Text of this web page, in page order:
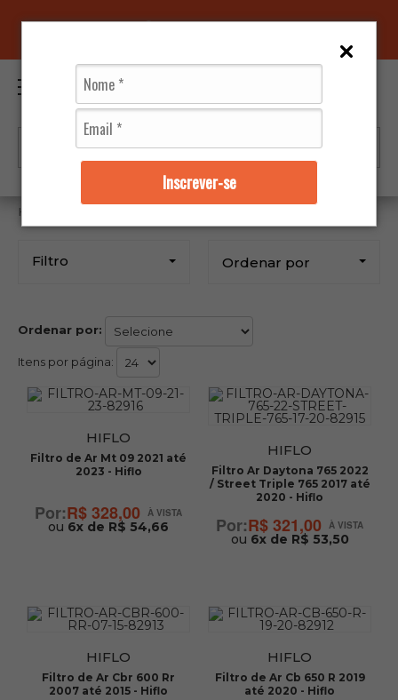
Inscrever-se
Filtro Ordenar por
Ordenar por:
Itens por página:
HIFLO
Filtro de Ar Mt 09 2021 até
2023 - Hiflo
R$ 328,00
ou 6x de R$ 54,66
HIFLO
Filtro Ar Daytona 765 2022
/ Street Triple 765 2017 até
2020 - Hiflo
R$ 321,00
ou 6x de R$ 53,50
HIFLO
Filtro de Ar Cbr 600 Rr
2007 até 2015 - Hiflo
HIFLO
Filtro de Ar Cb 650 R 2019
até 2020 - Hiflo